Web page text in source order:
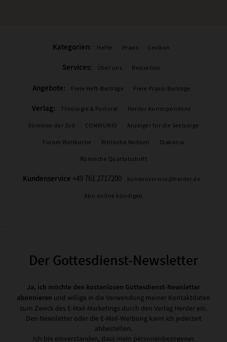
Kategorien: Hefte Praxis Lexikon
Services: Über uns Redaktion
Angebote: Freie Heft-Beiträge Freie Praxis-Beiträge
Verlag: Theologie & Pastoral Herder Korrespondenz
Stimmen der Zeit COMMUNIO Anzeiger für die Seelsorge
Forum Weltkirche Biblische Notizen Diakonia
Römische Quartalschrift
Kundenservice +49 761 2717200 kundenservice@herder.de
Abo online kündigen
Der Gottesdienst-Newsletter
Ja, ich möchte den kostenlosen Gottesdienst-Newsletter
abonnieren und willige in die Verwendung meiner Kontaktdaten
zum Zweck des E-Mail-Marketings durch den Verlag Herder ein.
Den Newsletter oder die E-Mail-Werbung kann ich jederzeit
abbestellen.
Ich bin einverstanden, dass mein personenbezogenes